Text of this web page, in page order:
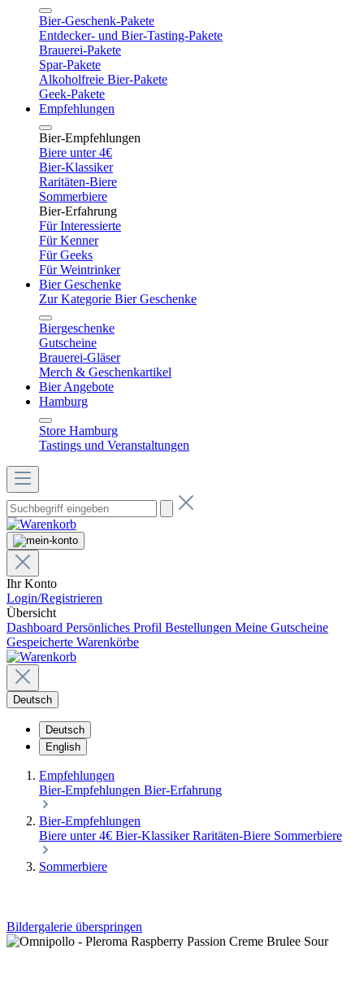
Bier-Geschenk-Pakete
Entdecker- und Bier-Tasting-Pakete
Brauerei-Pakete
Spar-Pakete
Alkoholfreie Bier-Pakete
Geek-Pakete
Empfehlungen
Bier-Empfehlungen
Biere unter 4€
Bier-Klassiker
Raritäten-Biere
Sommerbiere
Bier-Erfahrung
Für Interessierte
Für Kenner
Für Geeks
Für Weintrinker
Bier Geschenke
Zur Kategorie Bier Geschenke
Biergeschenke
Gutscheine
Brauerei-Gläser
Merch & Geschenkartikel
Bier Angebote
Hamburg
Store Hamburg
Tastings und Veranstaltungen
Ihr Konto
Login/Registrieren
Übersicht
Dashboard Persönliches Profil Bestellungen Meine Gutscheine
Gespeicherte Warenkörbe
Deutsch
Deutsch
English
Empfehlungen
Bier-Empfehlungen Bier-Erfahrung
Bier-Empfehlungen
Biere unter 4€ Bier-KlassikerRaritäten-Biere Sommerbiere
Sommerbiere
Bildergalerie überspringen